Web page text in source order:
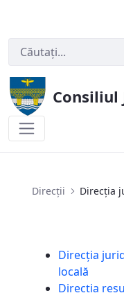
Consiliul
Direcții
Direcția
locală
Direcția